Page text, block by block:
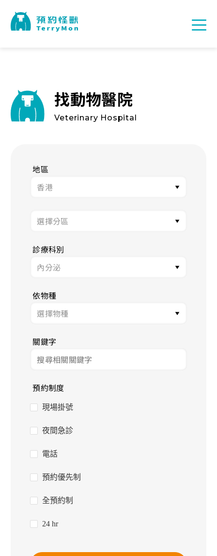
找動物醫院
Veterinary Hospital
地區
診療科別
依物種
關鍵字
預約制度
現場掛號
夜間急診
電話
預約優先制
全預約制
24 hr